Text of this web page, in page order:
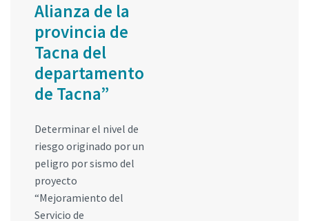
Alianza de la
provincia de
Tacna del
departamento
de Tacna”
Determinar el nivel de
riesgo originado por un
peligro por sismo del
proyecto
“Mejoramiento del
Servicio de